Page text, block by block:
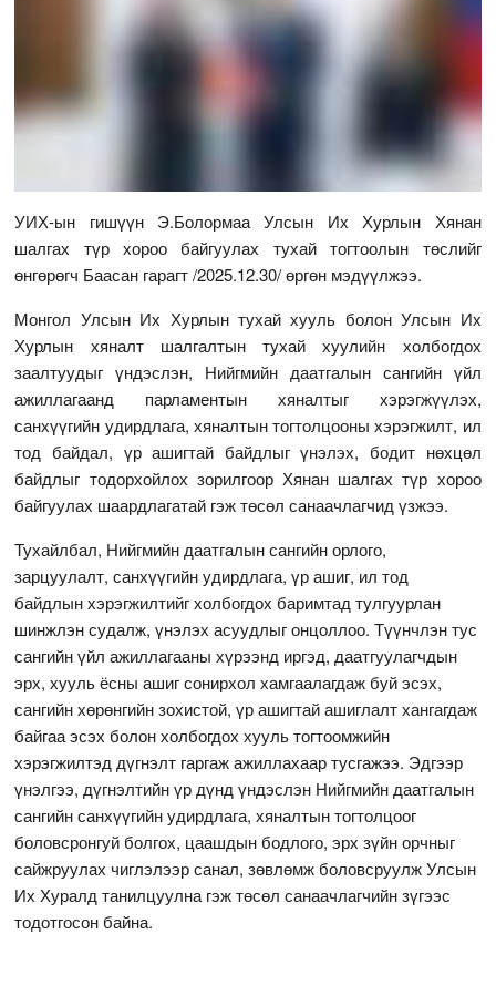
УИХ-ын гишүүн Э.Болормаа Улсын Их Хурлын Хянан
шалгах түр хороо байгуулах тухай тогтоолын төслийг
өнгөрөгч Баасан гарагт /2025.12.30/ өргөн мэдүүлжээ.
Монгол Улсын Их Хурлын тухай хууль болон Улсын Их
Хурлын хяналт шалгалтын тухай хуулийн холбогдох
заалтуудыг үндэслэн, Нийгмийн даатгалын сангийн үйл
ажиллагаанд парламентын хяналтыг хэрэгжүүлэх,
санхүүгийн удирдлага, хяналтын тогтолцооны хэрэгжилт, ил
тод байдал, үр ашигтай байдлыг үнэлэх, бодит нөхцөл
байдлыг тодорхойлох зорилгоор Хянан шалгах түр хороо
байгуулах шаардлагатай гэж төсөл санаачлагчид үзжээ.
Тухайлбал, Нийгмийн даатгалын сангийн орлого,
зарцуулалт, санхүүгийн удирдлага, үр ашиг, ил тод
байдлын хэрэгжилтийг холбогдох баримтад тулгуурлан
шинжлэн судалж, үнэлэх асуудлыг онцоллоо. Түүнчлэн тус
сангийн үйл ажиллагааны хүрээнд иргэд, даатгуулагчдын
эрх, хууль ёсны ашиг сонирхол хамгаалагдаж буй эсэх,
сангийн хөрөнгийн зохистой, үр ашигтай ашиглалт хангагдаж
байгаа эсэх болон холбогдох хууль тогтоомжийн
хэрэгжилтэд дүгнэлт гаргаж ажиллахаар тусгажээ. Эдгээр
үнэлгээ, дүгнэлтийн үр дүнд үндэслэн Нийгмийн даатгалын
сангийн санхүүгийн удирдлага, хяналтын тогтолцоог
боловсронгуй болгох, цаашдын бодлого, эрх зүйн орчныг
сайжруулах чиглэлээр санал, зөвлөмж боловсруулж Улсын
Их Хуралд танилцуулна гэж төсөл санаачлагчийн зүгээс
тодотгосон байна.